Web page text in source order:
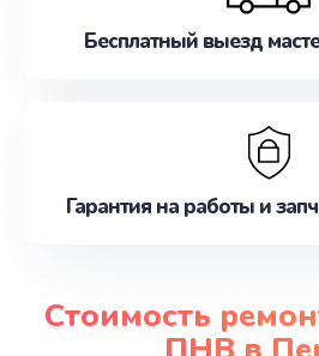
Бесплатный выезд
Гарантия на работы и
Стоимость